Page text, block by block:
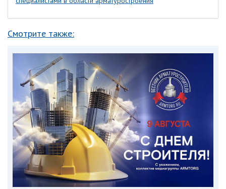
Смотрите также: